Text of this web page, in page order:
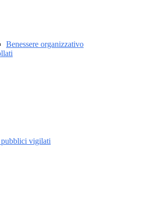
Benessere organizzativo
vigilati